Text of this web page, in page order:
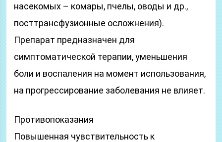
насекомых – комары, пчелы, оводы и др.,
посттрансфузионные осложнения).
Препарат предназначен для
симптоматической терапии, уменьшения
боли и воспаления на момент использования,
на прогрессирование заболевания не влияет.
Противопоказания
Повышенная чувствительность к